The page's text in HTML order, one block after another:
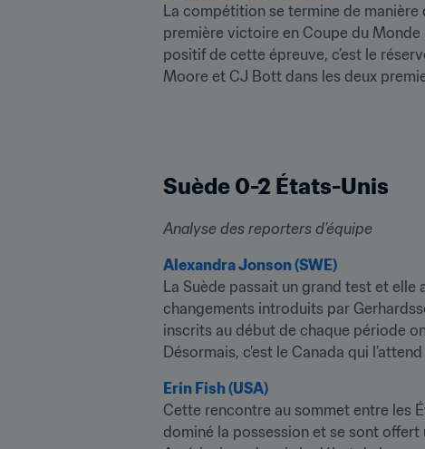
La compétition se termine de manière
première victoire en Coupe du
positif de cette épreuve, c’est le
Moore et CJ Bott dans les deux
Suède 0-2 États-Unis
Analyse des reporters d’équipe
Alexandra Jonson (SWE)
La Suède passait un grand test et elle
changements introduits par
inscrits au début de chaque période
Désormais, c’est le Canada qui
Erin Fish (USA)
Cette rencontre au sommet entre les
dominé la possession et se sont